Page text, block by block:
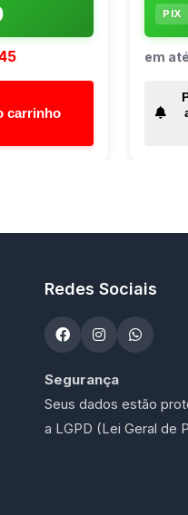
carrinho
PIX
em
Redes Sociais
Segurança
Seus dados estão
a LGPD (Lei Geral de